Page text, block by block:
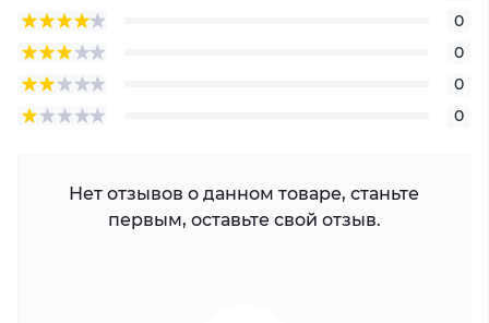
0
0
0
0
Нет отзывов о данном товаре, станьте
первым, оставьте свой отзыв.